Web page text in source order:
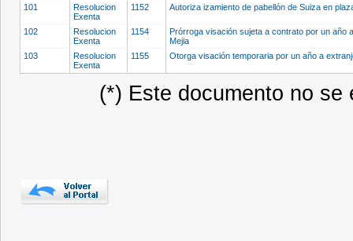
101
Resolucion
Exenta
1152 Autoriza izamiento de pabellón de Suiza en
102
Resolucion
Exenta
1154
Prórroga visación sujeta a contrato por un año
Mejia
103
Resolucion
Exenta
1155 Otorga visación temporaria por un año a
(*) Este documento no se